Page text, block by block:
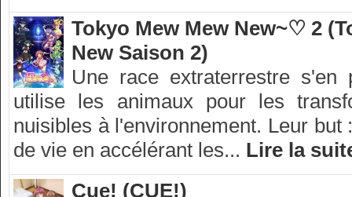
Tokyo Mew Mew New~♡ 2
New Saison 2)
Une race extraterrestre
utilise les animaux pour les
nuisibles à l'environnement. Leur but
de vie en accélérant les... Lire la
Cue! (CUE!)